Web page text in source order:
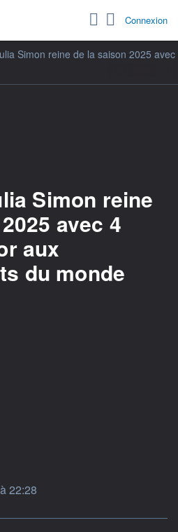
Connexion
Simon reine de la saison 2025
Simon reine
avec 4
aux
du monde
22:28